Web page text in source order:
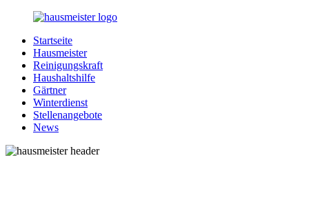
Zurück
Inhalt
Hausmeister.de
Alles
rund
Ihren
Haushalt
Startseite
Hausmeister
Reinigungskraft
Haushaltshilfe
Gärtner
Winterdienst
Stellenangebote
News